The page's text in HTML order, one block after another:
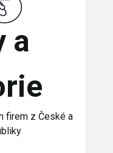
a
firem z České a